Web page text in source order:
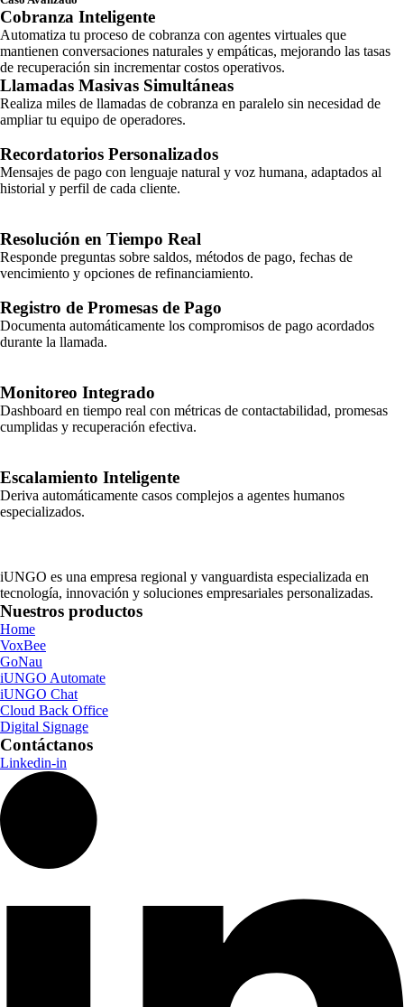
Cobranza Inteligente
Automatiza tu proceso de cobranza con agentes virtuales que
mantienen conversaciones naturales y empáticas, mejorando las tasas
de recuperación sin incrementar costos operativos.
Llamadas Masivas Simultáneas
Realiza miles de llamadas de cobranza en paralelo sin necesidad de
ampliar tu equipo de operadores.
Recordatorios Personalizados
Mensajes de pago con lenguaje natural y voz humana, adaptados al
historial y perfil de cada cliente.
Resolución en Tiempo Real
Responde preguntas sobre saldos, métodos de pago, fechas de
vencimiento y opciones de refinanciamiento.
Registro de Promesas de Pago
Documenta automáticamente los compromisos de pago acordados
durante la llamada.
Monitoreo Integrado
Dashboard en tiempo real con métricas de contactabilidad, promesas
cumplidas y recuperación efectiva.
Escalamiento Inteligente
Deriva automáticamente casos complejos a agentes humanos
especializados.
iUNGO es una empresa regional y vanguardista especializada en
tecnología, innovación y soluciones empresariales personalizadas.
Nuestros productos
Home
VoxBee
GoNau
iUNGO Automate
iUNGO Chat
Cloud Back Office
Digital Signage
Contáctanos
Linkedin-in